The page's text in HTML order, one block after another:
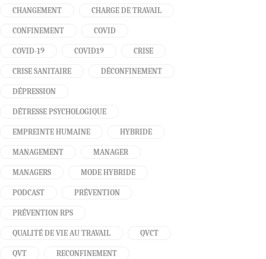
CHANGEMENT CHARGE DE TRAVAIL
CONFINEMENT COVID
COVID-19 COVID19 CRISE
CRISE SANITAIRE DÉCONFINEMENT
DÉPRESSION
DÉTRESSE PSYCHOLOGIQUE
EMPREINTE HUMAINE HYBRIDE
MANAGEMENT MANAGER
MANAGERS MODE HYBRIDE
PODCAST PRÉVENTION
PRÉVENTION RPS
QUALITÉ DE VIE AU TRAVAIL QVCT
QVT RECONFINEMENT